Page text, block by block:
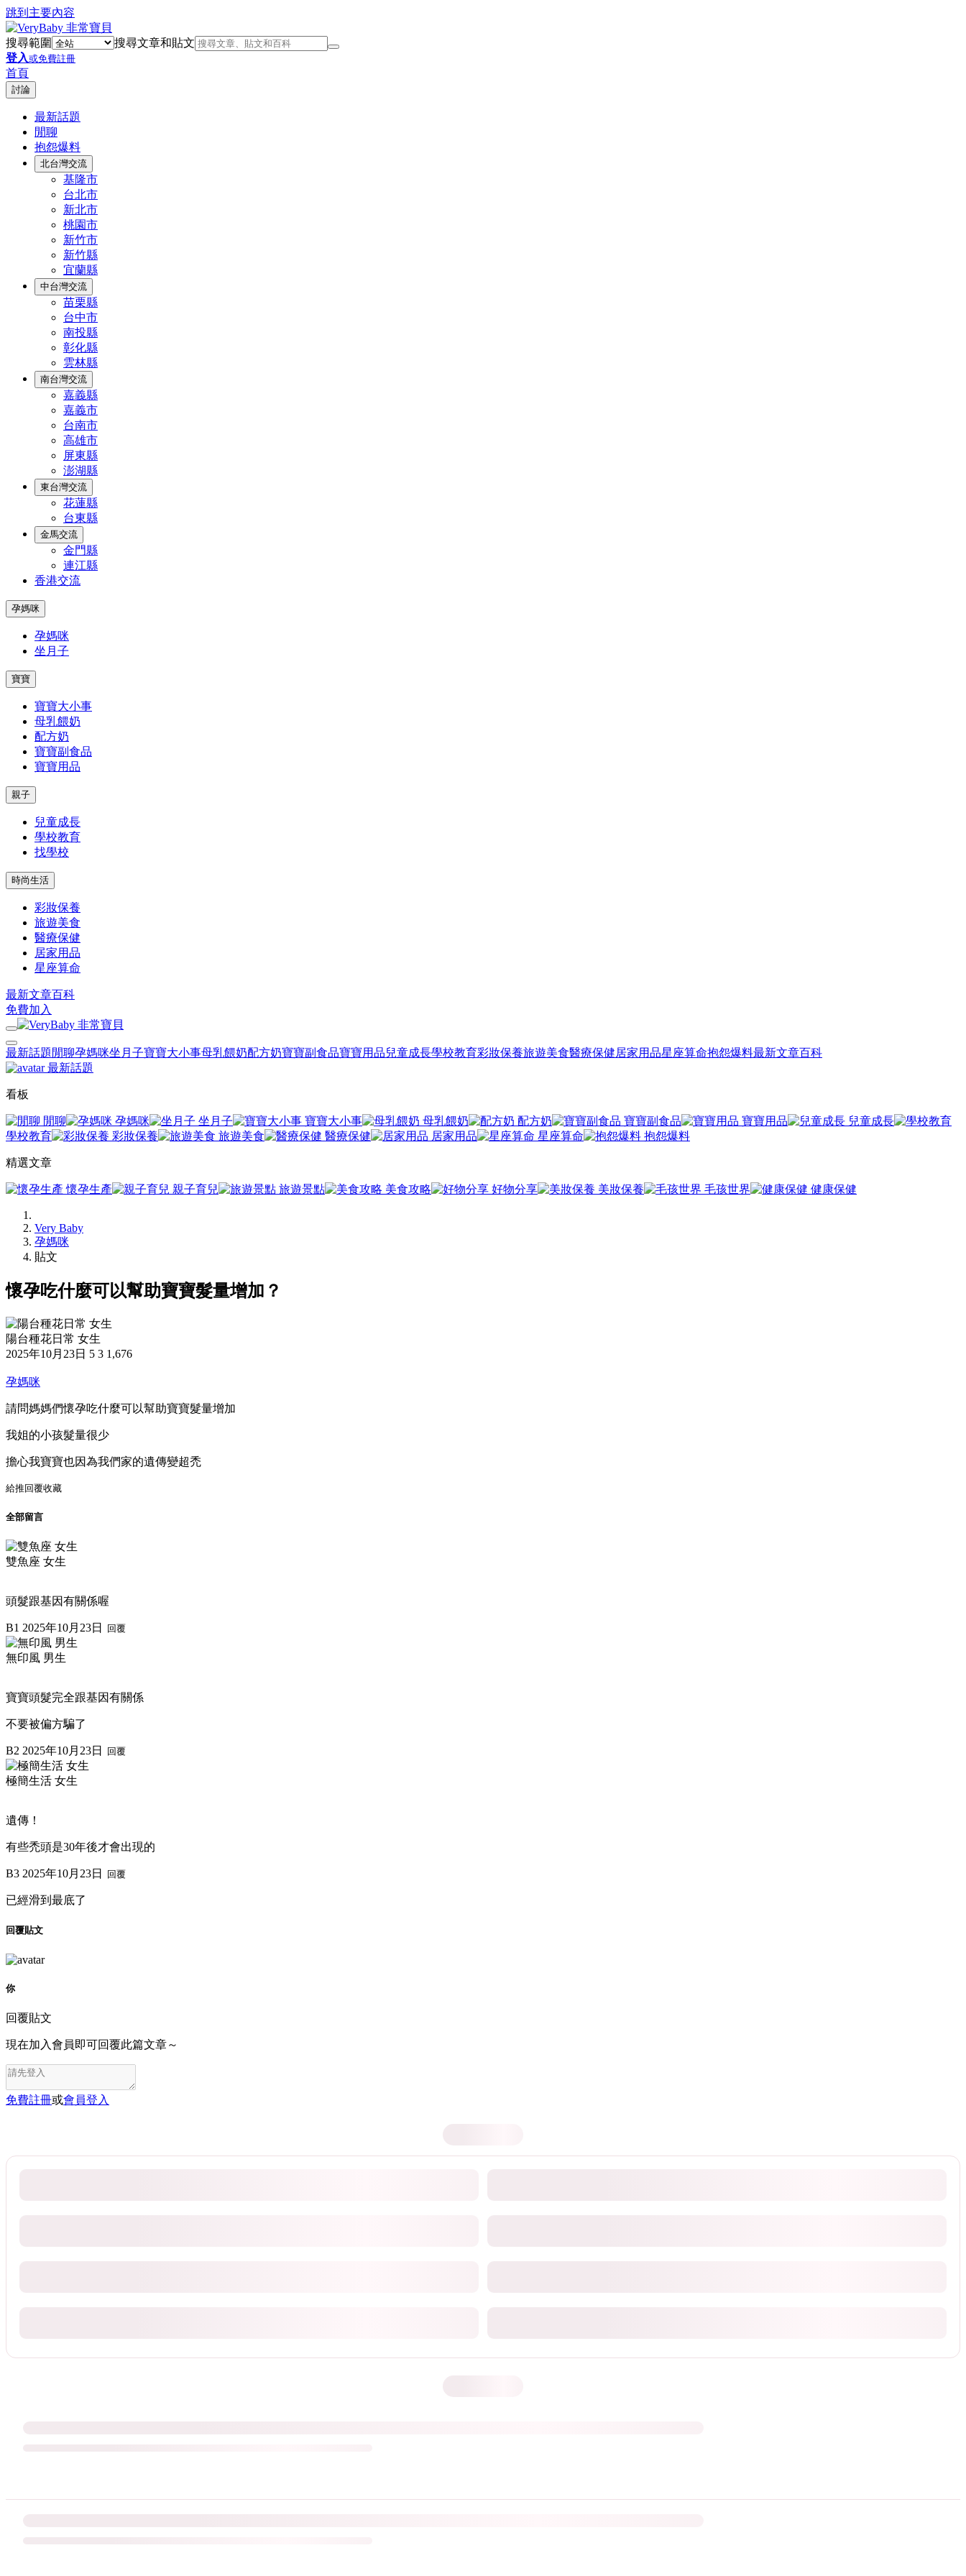
跳到主要內容
搜尋範圍
搜尋文章和貼文
登入或免費註冊
首頁
討論
最新話題
閒聊
抱怨爆料
北台灣交流
基隆市
台北市
新北市
桃園市
新竹市
新竹縣
宜蘭縣
中台灣交流
苗栗縣
台中市
南投縣
彰化縣
雲林縣
南台灣交流
嘉義縣
嘉義市
台南市
高雄市
屏東縣
澎湖縣
東台灣交流
花蓮縣
台東縣
金馬交流
金門縣
連江縣
香港交流
孕媽咪
孕媽咪
坐月子
寶寶
寶寶大小事
母乳餵奶
配方奶
寶寶副食品
寶寶用品
親子
兒童成長
學校教育
找學校
時尚生活
彩妝保養
旅遊美食
醫療保健
居家用品
星座算命
最新文章百科
免費加入
最新話題 閒聊孕媽咪坐月子寶寶大小事母乳餵奶配方奶寶寶副食品寶寶用品兒童成長學校教育彩妝保養旅遊美食醫療保健居家用品星座算命抱怨爆料最新文章百科
最新話題
看板
閒聊 孕媽咪 坐月子 寶寶大小事 母乳餵奶 配方奶 寶寶副食品 寶寶用品
兒童成長
學校教育
彩妝保養 旅遊美食 醫療保健 居家用品 星座算命 抱怨爆料
精選文章
懷孕生產 親子育兒 旅遊景點 美食攻略 好物分享 美妝保養 毛孩世界 健康保健
Very Baby
孕媽咪
貼文
懷孕吃什麼可以幫助寶寶髮量增加？
陽台種花日常 女生
2025年10月23日 5 3 1,676
孕媽咪
請問媽媽們懷孕吃什麼可以幫助寶寶髮量增加
我姐的小孩髮量很少
擔心我寶寶也因為我們家的遺傳變超禿
給推回覆收藏
全部留言
雙魚座 女生
頭髮跟基因有關係喔
B1 2025年10月23日 回覆
無印風 男生
寶寶頭髮完全跟基因有關係
不要被偏方騙了
B2 2025年10月23日 回覆
極簡生活 女生
遺傳！
有些禿頭是30年後才會出現的
B3 2025年10月23日 回覆
已經滑到最底了
回覆貼文
你
回覆貼文
現在加入會員即可回覆此篇文章～
免費註冊或會員登入